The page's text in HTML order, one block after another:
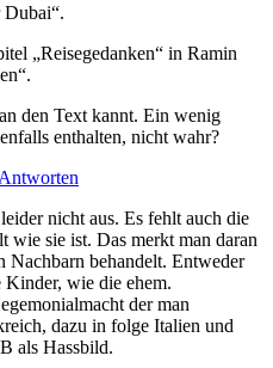
„Reisegedanken“ in Ramin
den Text kannt. Ein wenig
enthalten, nicht wahr?
Antworten
nicht aus. Es fehlt auch die
wie sie ist. Das merkt man daran
Nachbarn behandelt. Entweder
Kinder, wie die ehem.
der man
dazu in folge Italien und
als Hassbild.